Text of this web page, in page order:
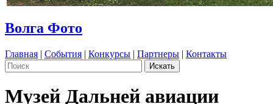
Волга Фото
Главная | События | Конкурсы | Партнеры | Контакты
Музей Дальней авиации